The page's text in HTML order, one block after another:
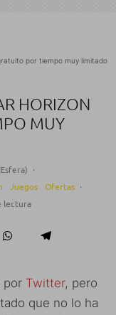
por tiempo muy limitado
HORIZON
MUY
·
Juegos Ofertas ·
lectura
por Twitter, pero
que no lo ha